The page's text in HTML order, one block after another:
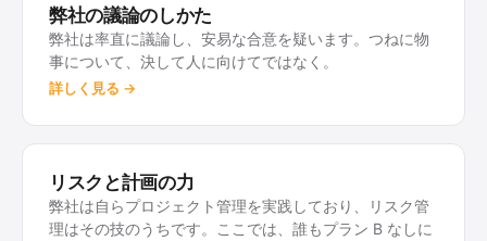
の世代が加わりました。彼は主にマーケティングを担
当し、少しずつ経営の業務を引き継ぎながら、これか
らの数年をかけて父親の役割へと成長していきます。
弊社にとっては、性急な交代よりも継続性のほうが大
切なのです。
メイキングを PDF で読む →
弊社の議論のしかた
弊社は率直に議論し、安易な合意を疑います。つねに物
事について、決して人に向けてではなく。
詳しく見る →
リスクと計画の力
弊社は自らプロジェクト管理を実践しており、リスク管
理はその技のうちです。ここでは、誰もプラン B なしに